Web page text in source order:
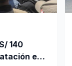
140
en